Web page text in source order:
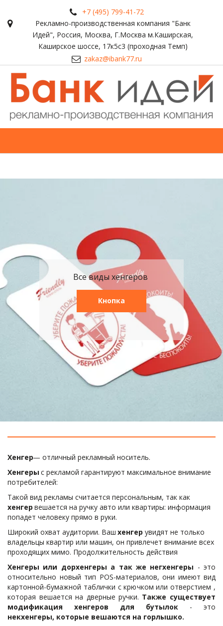
+7 (495) 799-41-72
Рекламно-производственная компания "Банк
Идей", Россия, Москва, Г.Москва м.Каширская,
Каширское шоссе, 17к5с3 (проходная Темп)
zakaz@ibank77.ru
Все виды хенгеров
Кнопка
Описание должно быть
кратким, но информативным
Кнопка
Хенгер— отличный рекламный носитель.
Хенгеры с рекламой гарантируют максимальное внимание
потребителей:
Такой вид рекламы считается персональным, так как
хенгер вешается на ручку авто или квартиры: информация
попадет человеку прямо в руки.
Широкий охват аудитории. Ваш хенгер увидят не только
владельцы квартир или машин, он привлечет внимание всех
проходящих мимо. Продолжительность действия
Хенгеры или дорхенгеры а так же негхенгеры - это
относительно новый тип POS-материалов, они имеют вид
картонной-бумажной таблички с крючком или отверстием ,
которая вешается на дверные ручки. Также существует
модификация хенгеров для бутылок - это
некхенгеры, которые вешаются на горлышко.